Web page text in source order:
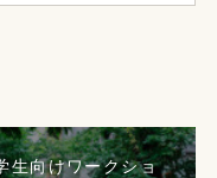
生向けワークショ